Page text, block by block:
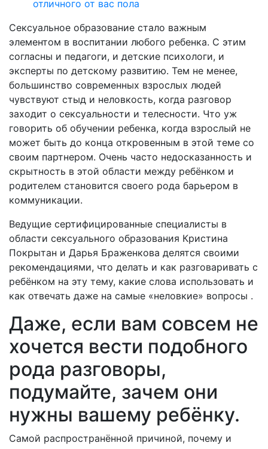
отличного от вас пола
Сексуальное образование стало важным
элементом в воспитании любого ребенка. С этим
согласны и педагоги, и детские психологи, и
эксперты по детскому развитию. Тем не менее,
большинство современных взрослых людей
чувствуют стыд и неловкость, когда разговор
заходит о сексуальности и телесности. Что уж
говорить об обучении ребенка, когда взрослый не
может быть до конца откровенным в этой теме со
своим партнером. Очень часто недосказанность и
скрытность в этой области между ребёнком и
родителем становится своего рода барьером в
коммуникации.
Ведущие сертифицированные специалисты в
области сексуального образования Кристина
Покрытан и Дарья Браженкова делятся своими
рекомендациями, что делать и как разговаривать с
ребёнком на эту тему, какие слова использовать и
как отвечать даже на самые «неловкие» вопросы .
Даже, если вам совсем не
хочется вести подобного
рода разговоры,
подумайте, зачем они
нужны вашему ребёнку.
Самой распространённой причиной, почему и